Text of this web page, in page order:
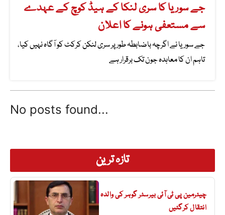
تازہ ترین
چیئرمین پی ٹی آئی بیرسٹر گوہر کی والدہ
انتقال کرگئیں
جے سوریا کا سری لنکا کے ہیڈ کوچ کے عہدے
سے مستعفی ہونے کا اعلان
جے سوریا نے اگرچہ باضابطہ طور پر سری لنکن کرکٹ کو آگاہ نہیں کیا،
تاہم ان کا معاہدہ جون تک برقرار ہے
No posts found...